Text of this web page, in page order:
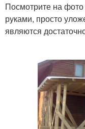
Посмотрите на
руками, просто
являются